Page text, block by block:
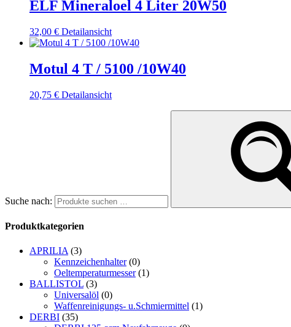
ELF Mineraloel 4 Liter 20W50
32,00 € Detailansicht
Motul 4 T / 5100 /10W40
20,75 € Detailansicht
Suche nach:
Produktkategorien
APRILIA (3)
Kennzeichenhalter (0)
Oeltemperaturmesser (1)
BALLISTOL (3)
Universalöl (0)
Waffenreinigungs- u.Schmiermittel (1)
DERBI (35)